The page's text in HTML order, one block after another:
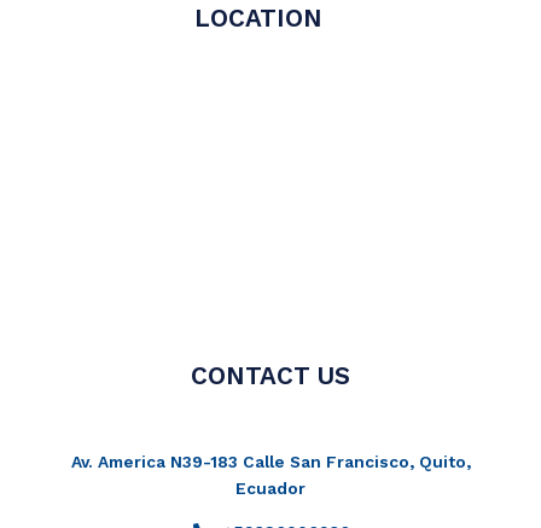
LOCATION
CONTACT US
Av. America N39-183 Calle San Francisco, Quito,
Ecuador